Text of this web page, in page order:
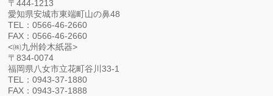
〒444-1213
愛知県安城市東端町山の鼻48
TEL：0566-46-2660
FAX：0566-46-2660
<㈱九州鈴木紙器>
〒834-0074
福岡県八女市立花町谷川33-1
TEL：0943-37-1880
FAX：0943-37-1888